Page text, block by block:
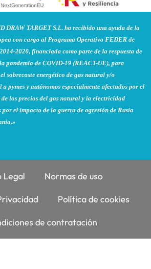
DRAW TARGET S.L. ha recibido una ayuda de la
con cargo al Programa Operativo FEDER de
2020, financiada como parte de la respuesta de
pandemia de COVID-19 (REACT-UE), para
sobrecoste energético de gas natural y/o
pymes y autónomos especialmente afectados por el
los precios del gas natural y la electricidad
por el impacto de la guerra de agresión de Rusia
Legal Normas de uso
Política de cookies
de contratación